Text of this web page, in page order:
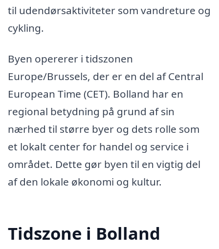
til udendørsaktiviteter som vandreture og
cykling.
Byen opererer i tidszonen
Europe/Brussels, der er en del af Central
European Time (CET). Bolland har en
regional betydning på grund af sin
nærhed til større byer og dets rolle som
et lokalt center for handel og service i
området. Dette gør byen til en vigtig del
af den lokale økonomi og kultur.
Tidszone i Bolland